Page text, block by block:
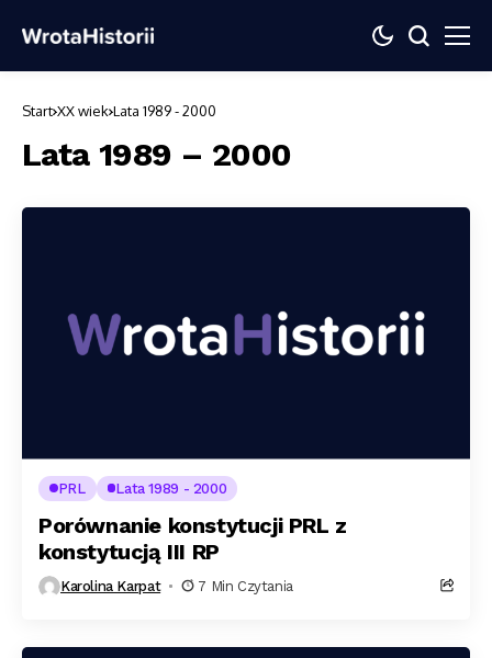
Start XX wiek Lata 1989 - 2000
Lata 1989 – 2000
PRL Lata 1989 - 2000
Porównanie konstytucji PRL z
konstytucją III RP
Karolina Karpat 7 Min Czytania